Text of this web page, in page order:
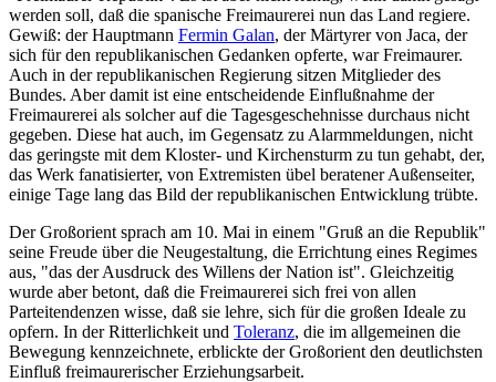
werden soll, daß die spanische Freimaurerei nun das Land regiere.
Gewiß: der Hauptmann Fermin Galan, der Märtyrer von Jaca, der
sich für den republikanischen Gedanken opferte, war Freimaurer.
Auch in der republikanischen Regierung sitzen Mitglieder des
Bundes. Aber damit ist eine entscheidende Einflußnahme der
Freimaurerei als solcher auf die Tagesgeschehnisse durchaus nicht
gegeben. Diese hat auch, im Gegensatz zu Alarmmeldungen, nicht
das geringste mit dem Kloster- und Kirchensturm zu tun gehabt, der,
das Werk fanatisierter, von Extremisten übel beratener Außenseiter,
einige Tage lang das Bild der republikanischen Entwicklung trübte.
Der Großorient sprach am 10. Mai in einem "Gruß an die Republik"
seine Freude über die Neugestaltung, die Errichtung eines Regimes
aus, "das der Ausdruck des Willens der Nation ist". Gleichzeitig
wurde aber betont, daß die Freimaurerei sich frei von allen
Parteitendenzen wisse, daß sie lehre, sich für die großen Ideale zu
opfern. In der Ritterlichkeit und Toleranz, die im allgemeinen die
Bewegung kennzeichnete, erblickte der Großorient den deutlichsten
Einfluß freimaurerischer Erziehungsarbeit.